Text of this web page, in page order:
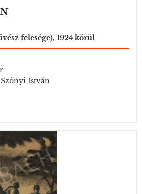
felesége), 1924 körül
István